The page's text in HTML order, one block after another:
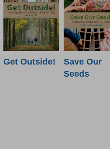
Get Outside!
Save Our
Seeds